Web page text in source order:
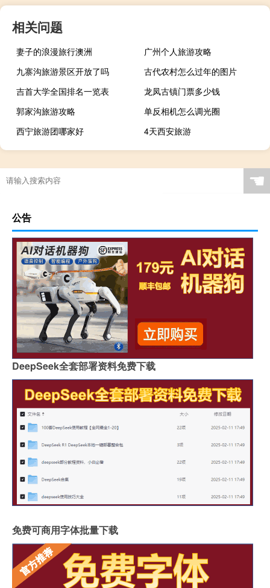
相关问题
妻子的浪漫旅行澳洲
广州个人旅游攻略
九寨沟旅游景区开放了吗
古代农村怎么过年的图片
吉首大学全国排名一览表
龙凤古镇门票多少钱
郭家沟旅游攻略
单反相机怎么调光圈
西宁旅游团哪家好
4天西安旅游
☚
公告
DeepSeek全套部署资料免费下载
免费可商用字体批量下载